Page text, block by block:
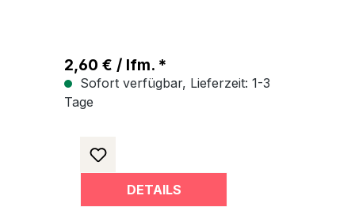
2,60 € / lfm. *
Sofort verfügbar, Lieferzeit: 1-3
Tage
DETAILS